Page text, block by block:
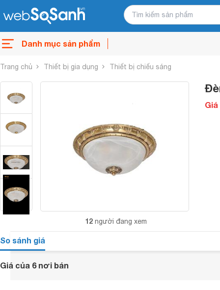
Danh mục sản phẩm
Trang chủ Thiết bị gia dụng Thiết bị chiếu sáng
12 người đang xem
So sánh giá
Giá của 6 nơi bán